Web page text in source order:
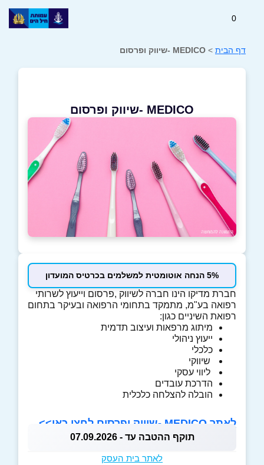
0
דף הבית > MEDICO -שיווק ופרסום
MEDICO -שיווק ופרסום
5% הנחה אוטומטית למשלמים בכרטיס המועדון
חברת מדיקו הינו חברה לשיווק ,פרסום וייעוץ לשרותי
רפואה בע"מ, מתמקד בתחומי הרפואה ובעיקר בתחום
רפואת השיניים כגון:
מיתוג מרפאות ועיצוב תדמית
ייעוץ ניהולי
כלכלי
שיווקי
ליווי עסקי
הדרכת עובדים
הובלה להצלחה כלכלית
לאתר MEDICO -שיווק ופרסום לחצו כאן>>
תוקף ההטבה עד - 07.09.2026
לאתר בית העסק